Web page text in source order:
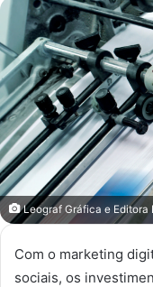
e-
Leograf Gráfica e Editora
Com o marketing
sociais, os